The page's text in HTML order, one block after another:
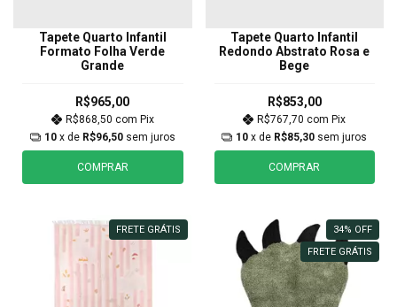
Tapete Quarto Infantil
Formato Folha Verde
Grande
R$965,00
R$868,50 com Pix
10 x de R$96,50 sem juros
COMPRAR
Tapete Quarto Infantil
Redondo Abstrato Rosa e
Bege
R$853,00
R$767,70com Pix
10 x de R$85,30 sem juros
COMPRAR
FRETE GRÁTIS 34% OFF
FRETE GRÁTIS